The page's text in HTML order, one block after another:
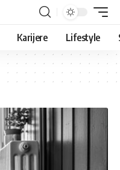
Karijere Lifestyle